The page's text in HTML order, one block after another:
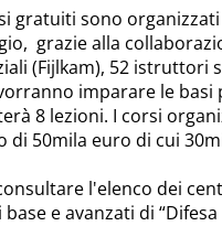
gratuiti sono
grazie alla
(Fijlkam), 52 istruttori
imparare le
8 lezioni. I corsi
di 50mila euro di cui
l'elenco dei
base e avanzati di